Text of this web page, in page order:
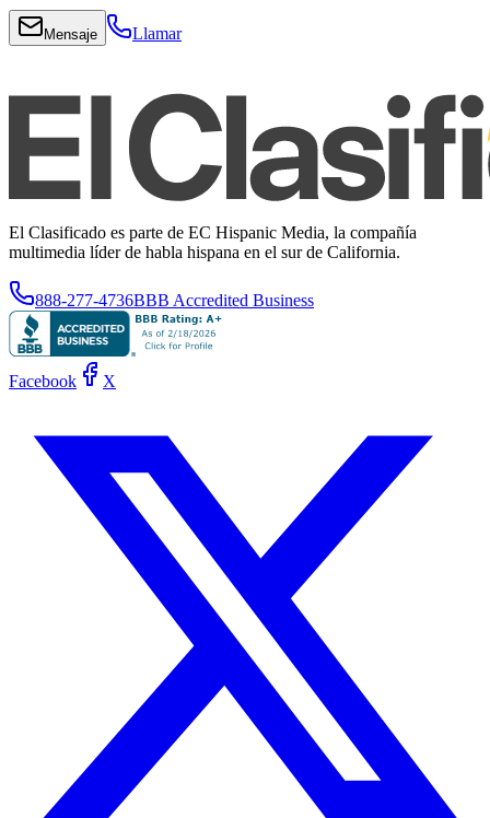
Mensaje Llamar
El Clasificado es parte de EC Hispanic Media, la compañía
multimedia líder de habla hispana en el sur de California.
888-277-4736BBB Accredited Business
Facebook X